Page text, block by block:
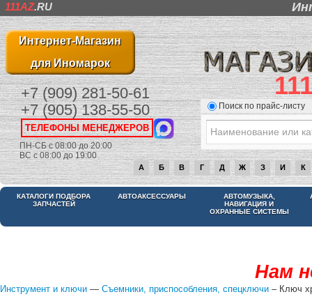
111AZ.RU
Интернет-Магазин
для Иномарок
+7 (909) 281-50-61
+7 (905) 138-55-50
ТЕЛЕФОНЫ МЕНЕДЖЕРОВ
ПН-СБ с 08:00 до 20:00
ВС с 08:00 до 19:00
Поиск по прайс-листу
А Б В Г Д Ж З И К
КАТАЛОГИ ПОДБОРА
ЗАПЧАСТЕЙ
АВТОАКСЕССУАРЫ
АВТОМУЗЫКА,
НАВИГАЦИЯ И
ОХРАННЫЕ СИСТЕМЫ
Нам
Инструмент и ключи — Съемники, приспособления, спецключи – Ключ